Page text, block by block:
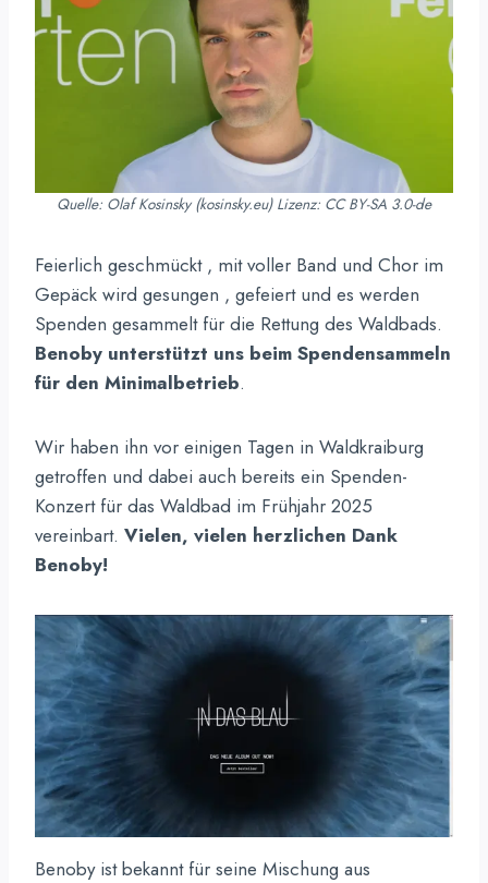
Quelle: Olaf Kosinsky (kosinsky.eu) Lizenz: CC BY-SA 3.0-de
Feierlich geschmückt , mit voller Band und Chor im
Gepäck wird gesungen , gefeiert und es werden
Spenden gesammelt für die Rettung des Waldbads.
Benoby unterstützt uns beim Spendensammeln
für den Minimalbetrieb.
Wir haben ihn vor einigen Tagen in Waldkraiburg
getroffen und dabei auch bereits ein Spenden-
Konzert für das Waldbad im Frühjahr 2025
vereinbart. Vielen, vielen herzlichen Dank
Benoby!
Benoby ist bekannt für seine Mischung aus